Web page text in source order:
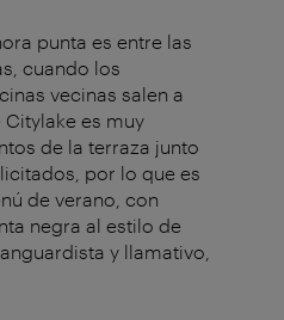
punta es entre las
cuando los
vecinas salen a
es muy
de la terraza junto
por lo que es
de verano, con
negra al estilo de
y llamativo,